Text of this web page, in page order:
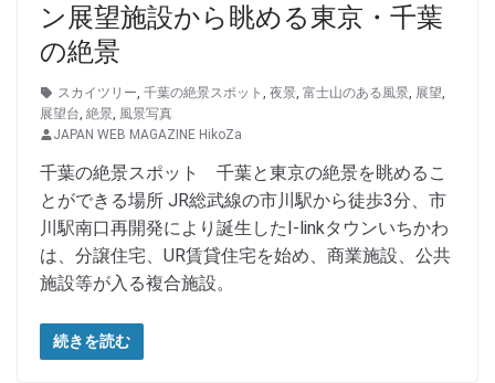
ン展望施設から眺める東京・千葉
の絶景
スカイツリー, 千葉の絶景スポット , 夜景, 富士山のある風景, 展望,
展望台, 絶景, 風景写真
JAPAN WEB MAGAZINE HikoZa
千葉の絶景スポット 千葉と東京の絶景を眺めるこ
とができる場所 JR総武線の市川駅から徒歩3分、市
川駅南口再開発により誕生したI-linkタウンいちかわ
は、分譲住宅、UR賃貸住宅を始め、商業施設、公共
施設等が入る複合施設。
続きを読む